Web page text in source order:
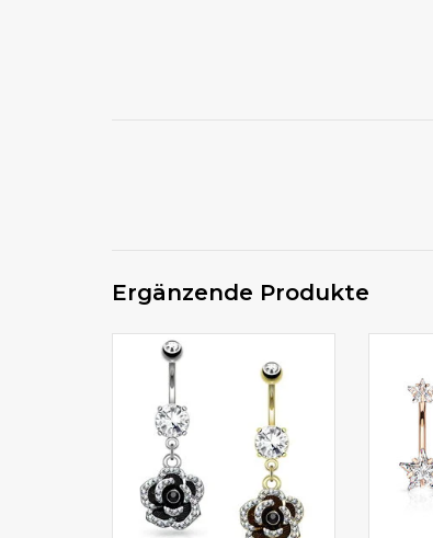
Ergänzende Produkte
Bauchnabelpiercing online